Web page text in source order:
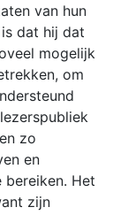
van hun
dat hij dat
mogelijk
om
zo
en
bereiken. Het
zijn